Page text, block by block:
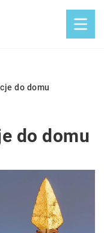
do domu
do domu